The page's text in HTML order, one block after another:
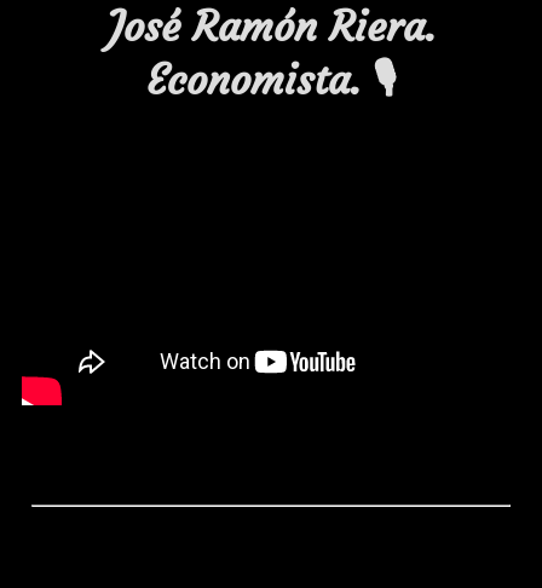
José Ramón Riera.
Economista. 🎙